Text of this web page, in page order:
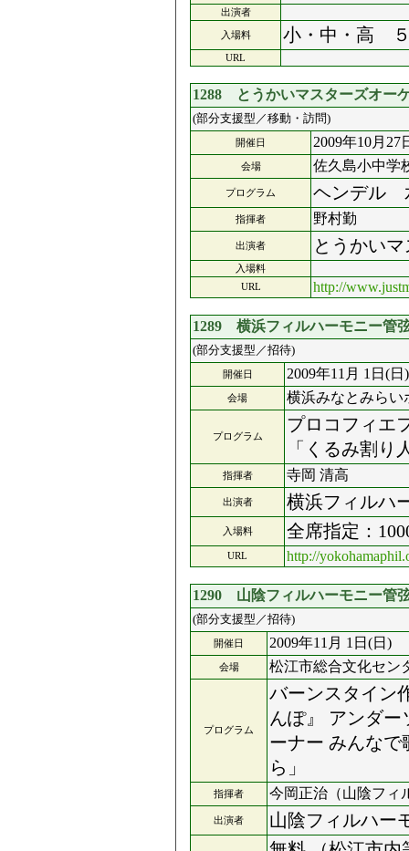
出演者
入場料 小・中・高
URL
1288 とうかいマスターズオー
(部分支援型／移動・訪問)
開催日 2009年10月27
会場 佐久島小中学
プログラム ヘンデル
指揮者 野村勤
出演者 とうかい
入場料
URL
http://
1289 横浜フィルハーモニー管
(部分支援型／招待)
開催日 2009年11月 1日(日)
会場 横浜みなとみらい
プログラム
プロコフィエ
「くるみ割り
指揮者 寺岡 清高
出演者 横浜フィルハ
入場料 全席指定：
URL http://
1290 山陰フィルハーモニー管
(部分支援型／招待)
開催日 2009年11月 1日(日)
会場 松江市総合文化セ
プログラム
バーンスタイ
んぽ』 アンダ
ーナー みんな
ら
指揮者 今岡正治（山陰フィ
出演者
山陰フィルハー